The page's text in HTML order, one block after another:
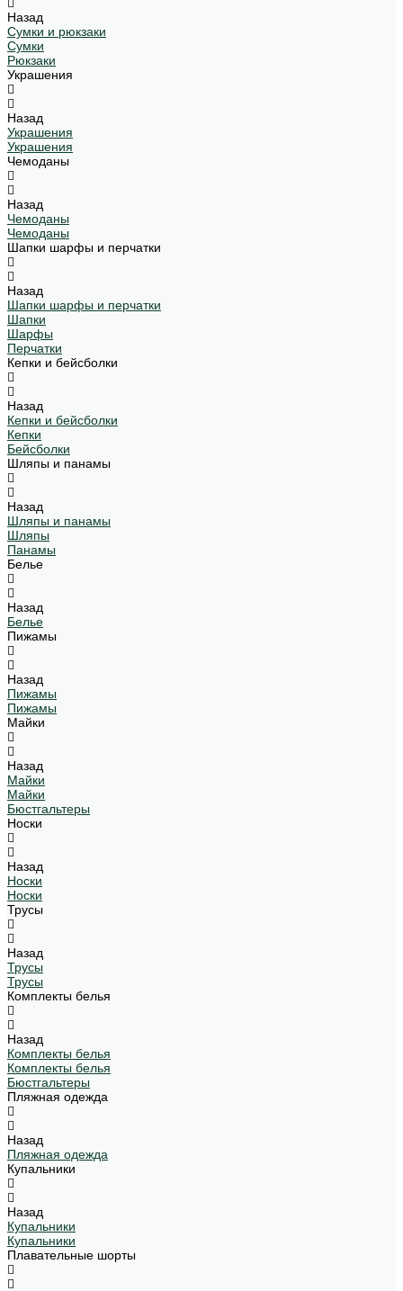
Назад
Сумки и рюкзаки
Сумки
Рюкзаки
Украшения
Назад
Украшения
Украшения
Чемоданы
Назад
Чемоданы
Чемоданы
Шапки шарфы и перчатки
Назад
Шапки шарфы и перчатки
Шапки
Шарфы
Перчатки
Кепки и бейсболки
Назад
Кепки и бейсболки
Кепки
Бейсболки
Шляпы и панамы
Назад
Шляпы и панамы
Шляпы
Панамы
Белье
Назад
Белье
Пижамы
Назад
Пижамы
Пижамы
Майки
Назад
Майки
Майки
Бюстгальтеры
Носки
Назад
Носки
Носки
Трусы
Назад
Трусы
Трусы
Комплекты белья
Назад
Комплекты белья
Комплекты белья
Бюстгальтеры
Пляжная одежда
Назад
Пляжная одежда
Купальники
Назад
Купальники
Купальники
Плавательные шорты